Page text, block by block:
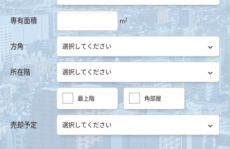
専有面積 m2
方角
所在階
最上階 角部屋
売却予定